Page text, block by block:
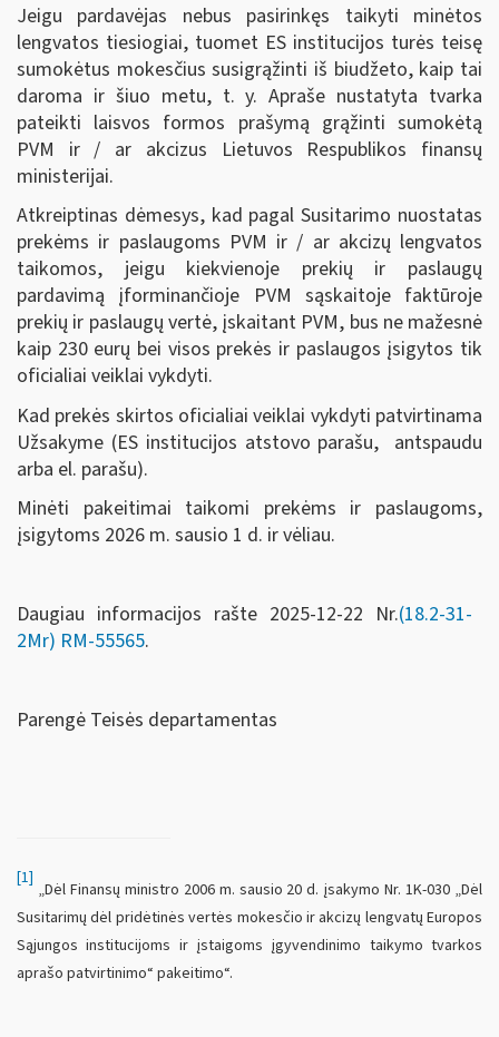
Jeigu pardavėjas nebus pasirinkęs taikyti minėtos
lengvatos tiesiogiai, tuomet ES institucijos turės teisę
sumokėtus mokesčius susigrąžinti iš biudžeto, kaip tai
daroma ir šiuo metu, t. y. Apraše nustatyta tvarka
pateikti laisvos formos prašymą grąžinti sumokėtą
PVM ir / ar akcizus Lietuvos Respublikos finansų
ministerijai.
Atkreiptinas dėmesys, kad pagal Susitarimo nuostatas
prekėms ir paslaugoms PVM ir / ar akcizų lengvatos
taikomos, jeigu kiekvienoje prekių ir paslaugų
pardavimą įforminančioje PVM sąskaitoje faktūroje
prekių ir paslaugų vertė, įskaitant PVM, bus ne mažesnė
kaip 230 eurų bei visos prekės ir paslaugos įsigytos tik
oficialiai veiklai vykdyti.
Kad prekės skirtos oficialiai veiklai vykdyti patvirtinama
Užsakyme (ES institucijos atstovo parašu, antspaudu
arba el. parašu).
Minėti pakeitimai taikomi prekėms ir paslaugoms,
įsigytoms 2026 m. sausio 1 d. ir vėliau.
Daugiau informacijos rašte 2025-12-22 Nr.(18.2-31-
2Mr) RM-55565.
Parengė Teisės departamentas
[1]
„Dėl Finansų ministro 2006 m. sausio 20 d. įsakymo Nr. 1K-030 „Dėl
Susitarimų dėl pridėtinės vertės mokesčio ir akcizų lengvatų Europos
Sąjungos institucijoms ir įstaigoms įgyvendinimo taikymo tvarkos
aprašo patvirtinimo“ pakeitimo“.